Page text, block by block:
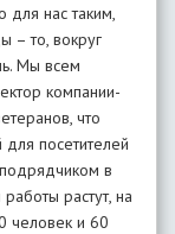
для нас таким,
– то, вокруг
Мы всем
компании-
что
для посетителей
в
растут, на
человек и 60